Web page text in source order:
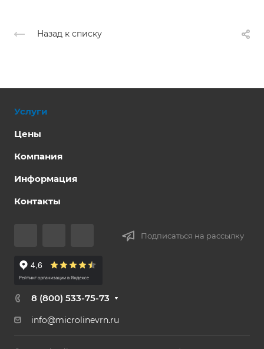
Назад к списку
Услуги
Цены
Компания
Информация
Контакты
Подписаться на рассылку
8 (800) 533-75-73
info@microlinevrn.ru